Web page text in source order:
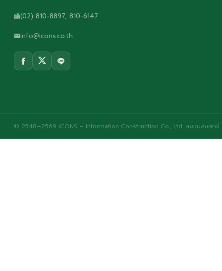
(02) 810-8897, 810-6147
info@icons.co.th
© 2548–2569 iCONS – Information Construction Co., Ltd. สงวนลิขสิทธิ์